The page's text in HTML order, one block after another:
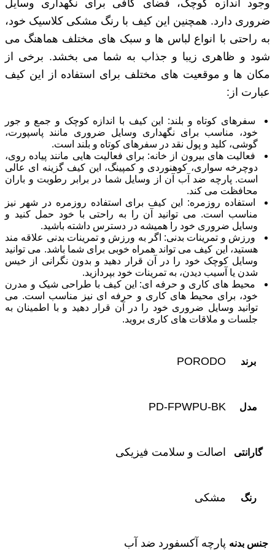
وجود اندازه کوچک، فضای کافی برای نگهداری وسایل
ضروری دارد. همچنین این کیف با رنگ مشکی کلاسیک خود،
به راحتی با انواع لباس ‌ها و سبک ‌های مختلف هماهنگ می
‌شود و ظاهری زیبا و جذاب به شما می ‌بخشد. برخی از
مکان‌ ها و موقعیت ‌های مختلف برای استفاده از این کیف
عبارت از:
سفرهای کوتاه و بلند: این کیف با اندازه کوچک و جمع ‌و جور
خود، مناسب برای نگهداری وسایل ضروری مانند پاسپورت،
گوشی، کلید و پول نقد در سفرهای کوتاه و بلند است.
فعالیت ‌های بیرون از خانه: برای فعالیت ‌هایی مانند پیاده ‌روی،
دوچرخه ‌سواری، کوهنوردی و کمپینگ، این کیف گزینه ‌ای عالی
است. پارچه ضد آب آن از وسایل شما در برابر رطوبت و باران
محافظت می ‌کند.
استفاده روزمره: این کیف برای استفاده روزمره در شهر نیز
مناسب است. می‌ توانید آن را به راحتی با خود حمل کنید و
وسایل ضروری خود را همیشه در دسترس داشته باشید.
ورزش و تمرینات بدنی: اگر به ورزش و تمرینات بدنی علاقه ‌مند
هستید، این کیف می ‌تواند همراه خوبی برای شما باشد. می‌ توانید
وسایل کوچک خود را در آن قرار دهید و بدون نگرانی از خیس
شدن یا آسیب دیدن، به تمرینات خود بپردازید.
محیط‌ های کاری و حرفه ‌ای: این کیف با طراحی شیک و مدرن
خود، برای محیط ‌های کاری و حرفه ‌ای نیز مناسب است. می
‌توانید وسایل ضروری خود را در آن قرار دهید و با اطمینان به
جلسات و ملاقات‌ های کاری بروید.
برند PORODO
مدل PD-FPWPU-BK
گارانتی اصالت و سلامت فیزیکی
رنگ مشکی
جنس بدنه پارچه آکسفورد ضد آب